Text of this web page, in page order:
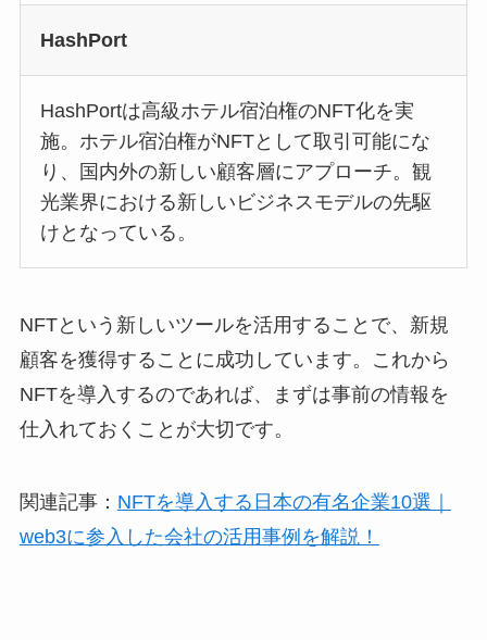
HashPort
HashPortは高級ホテル宿泊権のNFT化を実
施。ホテル宿泊権がNFTとして取引可能にな
り、国内外の新しい顧客層にアプローチ。観
光業界における新しいビジネスモデルの先駆
けとなっている。
NFTという新しいツールを活用することで、新規
顧客を獲得することに成功しています。これから
NFTを導入するのであれば、まずは事前の情報を
仕入れておくことが大切です。
関連記事： NFTを導入する日本の有名企業10選｜
web3に参入した会社の活用事例を解説！